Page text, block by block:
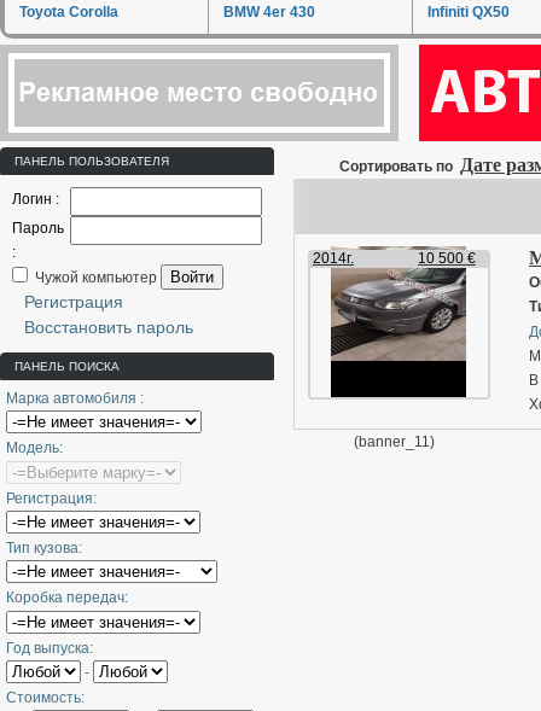
Toyota Corolla BMW 4er 430 Infiniti QX50
ПАНЕЛЬ ПОЛЬЗОВАТЕЛЯ
Логин :
Пароль
:
Чужой компьютер
Войти
Регистрация
Восстановить пароль
ПАНЕЛЬ ПОИСКА
Марка автомобиля :
Модель:
Регистрация:
Тип кузова:
Коробка передач:
Год выпуска:
-
Стоимость:
Сортировать по Дате
2014г. 10 500 €
В
⁃
(banner_11)